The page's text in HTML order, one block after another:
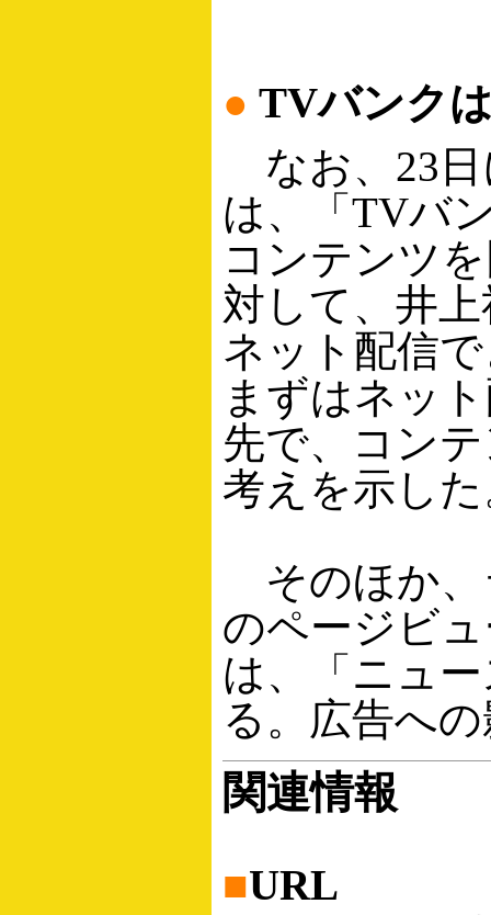
● TVバンク
なお、23日
は、「TVバ
コンテンツ
対して、井
ネット配信
まずはネッ
先で、コン
考えを示し
そのほか、
のページビ
は、「ニュ
る。広告へ
関連情報
■URL